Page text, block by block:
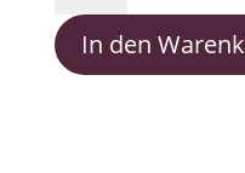
Menge
In den